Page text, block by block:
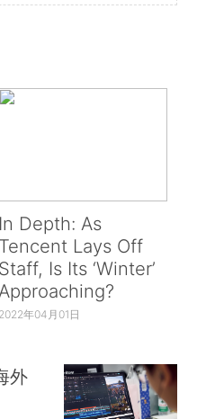
In Depth: As
Tencent Lays Off
Staff, Is Its ‘Winter’
Approaching?
2022年04月01日
外